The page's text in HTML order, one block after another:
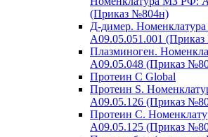
(Приказ №804н)
Д-димер.
A09.05.051.001
Плазминоген.
A09.05.048 (Приказ
Протеин C Global
Протеин S.
A09.05.126 (Приказ
Протеин С.
A09.05.125 (Приказ